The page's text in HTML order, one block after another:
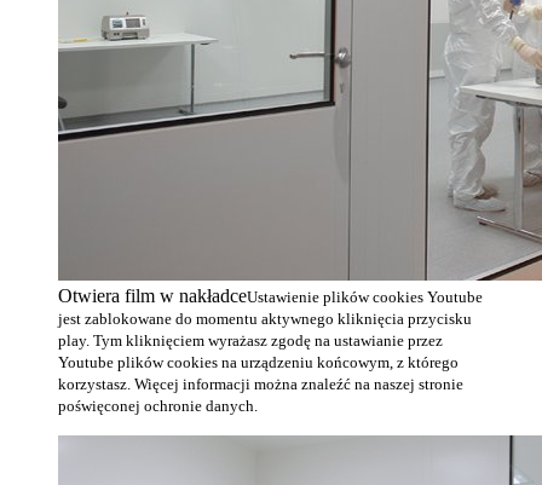
Otwiera film w nakładceUstawienie plików cookies Youtube
jest zablokowane do momentu aktywnego kliknięcia przycisku
play. Tym kliknięciem wyrażasz zgodę na ustawianie przez
Youtube plików cookies na urządzeniu końcowym, z którego
korzystasz. Więcej informacji można znaleźć na naszej stronie
poświęconej ochronie danych.